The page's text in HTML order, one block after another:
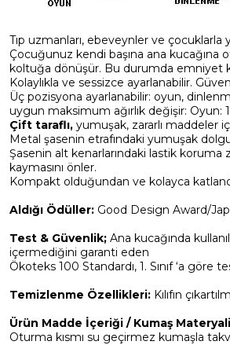
Tıp uzmanları, ebeveynler ve çocuklarla
Çocuğunuz kendi başına ana
koltuğa dönüşür. Bu durumda emniyet
Kolaylıkla ve sessizce ayarlanabilir.
Üç pozisyona ayarlanabilir: oyun,
uygun maksimum ağırlık değişir:
Çift taraflı, yumuşak, zararlı maddeler
Metal şasenin etrafındaki yumuşak
Şasenin alt kenarlarındaki lastik koruma
kaymasını önler.
Kompakt olduğundan ve kolayca
Aldığı Ödüller: Good Design Award/
Test & Güvenlik; Ana kucağında
içermediğini garanti eden
Ökoteks 100 Standardı, 1. Sınıf ‘a göre
Temizlenme Özellikleri: Kılıfın
Ürün Madde İçeriği / Kumaş
Oturma kısmı su geçirmez kumaşla